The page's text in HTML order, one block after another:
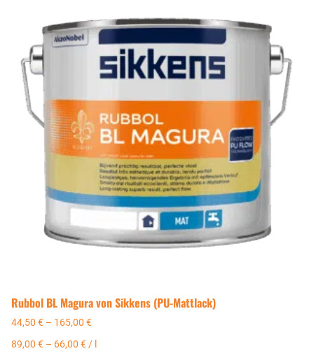
Rubbol BL Magura von Sikkens (PU-Mattlack)
44,50 € – 165,00 €
89,00 € – 66,00 €/